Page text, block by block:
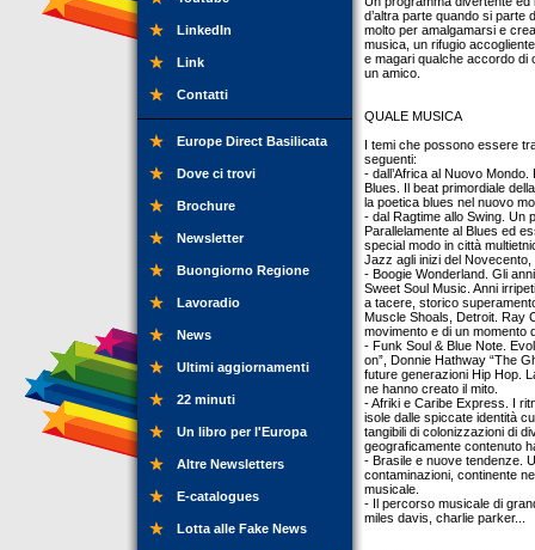
LinkedIn
Link
Contatti
Europe Direct Basilicata
Dove ci trovi
Brochure
Newsletter
Buongiorno Regione
Lavoradio
News
Ultimi aggiornamenti
22 minuti
Un libro per l'Europa
Altre Newsletters
E-catalogues
Lotta alle Fake News
d’altra parte quando si parte
molto per amalgamarsi e
musica, un rifugio
e magari qualche accordo di
un amico.
QUALE MUSICA
I temi che possono essere
seguenti:
- dall’Africa al Nuovo
Blues. Il beat primordiale
la poetica blues nel nuovo
- dal Ragtime allo Swing.
Parallelamente al Blues ed
special modo in città
Jazz agli inizi del
- Boogie Wonderland. Gli
Sweet Soul Music. Anni
a tacere, storico
Muscle Shoals, Detroit. Ray
movimento e di un momento
- Funk Soul & Blue Note.
on”, Donnie Hathway “The
future generazioni Hip Hop.
ne hanno creato il mito.
- Afriki e Caribe Express. I
isole dalle spiccate identità
tangibili di colonizzazioni di
geograficamente contenuto
- Brasile e nuove tendenze.
contaminazioni, continente
musicale.
- Il percorso musicale di
miles davis, charlie parker...